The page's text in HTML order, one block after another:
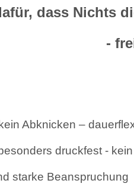
dass Nichts
-
Abknicken –
druckfest -
starke Beanspruchung